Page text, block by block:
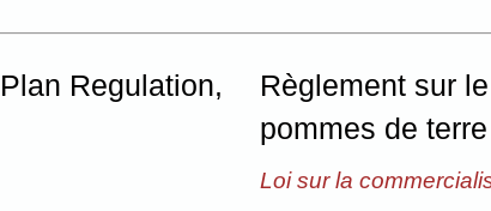
Regulation,
Règlement sur
pommes de
Loi sur la